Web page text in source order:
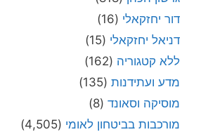
דור יחזקאלי (16)
דניאל יחזקאלי (15)
ללא קטגוריה (162)
מדע ועתידנות (135)
מוסיקה וסאונד (8)
מורכבות בביטחון לאומי (4,505)